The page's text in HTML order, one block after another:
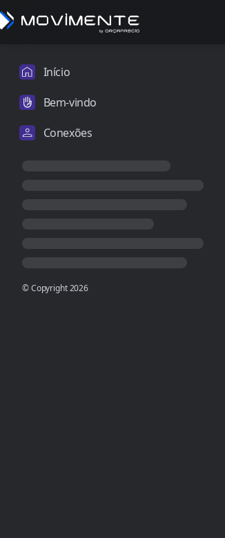
Início
Bem-vindo
Conexões
© Copyright2026